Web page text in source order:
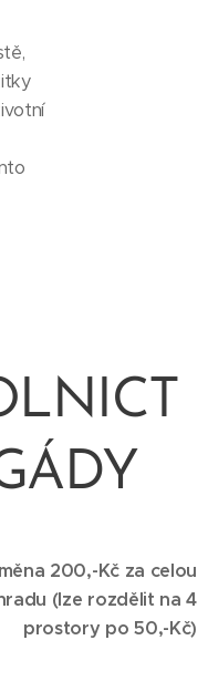
200,-Kč za celou
(lze rozdělit na 4
prostory po 50,-Kč)